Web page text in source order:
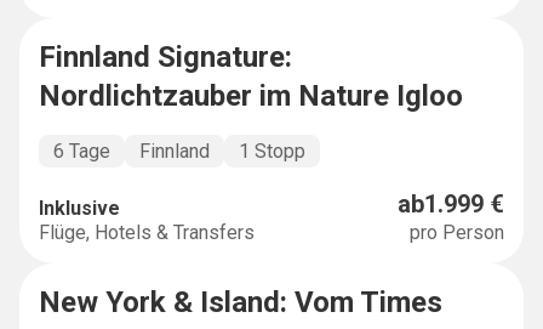
SIGNATURE
Finnland Signature:
Nordlichtzauber im Nature Igloo
6 Tage Finnland 1 Stopp
Inklusive
Flüge, Hotels & Transfers
ab1.999 €
pro Person
MULTICOUNTRY
New York & Island: Vom Times